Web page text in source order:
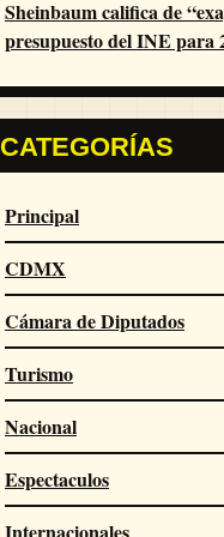
Sheinbaum califica de
presupuesto del INE para
CATEGORÍAS
Principal
CDMX
Cámara de Diputados
Turismo
Nacional
Espectaculos